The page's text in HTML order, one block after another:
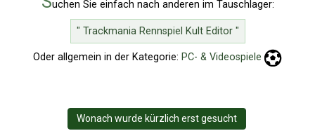
uchen Sie einfach nach anderen im Tauschlager:
" Trackmania Rennspiel Kult Editor "
Oder allgemein in der Kategorie: PC- & Videospiele
Wonach wurde kürzlich erst gesucht